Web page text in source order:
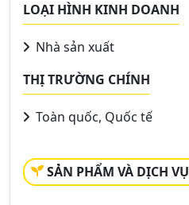
LOẠI HÌNH KINH DOANH
Nhà sản xuất
THỊ TRƯỜNG CHÍNH
Toàn quốc, Quốc tế
SẢN PHẨM VÀ DỊCH VỤ